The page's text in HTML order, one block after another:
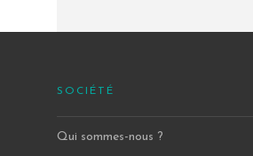
SOCIÉTÉ
Qui sommes-nous ?